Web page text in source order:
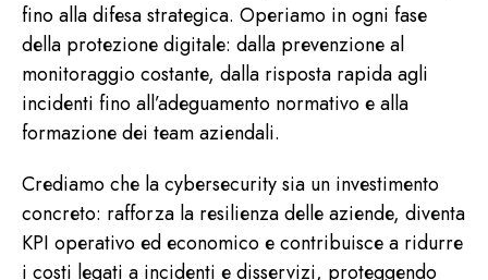
fino alla difesa strategica. Operiamo in ogni fase
della protezione digitale: dalla prevenzione al
monitoraggio costante, dalla risposta rapida agli
incidenti fino all’adeguamento normativo e alla
formazione dei team aziendali.
Crediamo che la cybersecurity sia un investimento
concreto: rafforza la resilienza delle aziende, diventa
KPI operativo ed economico e contribuisce a ridurre
i costi legati a incidenti e disservizi, proteggendo